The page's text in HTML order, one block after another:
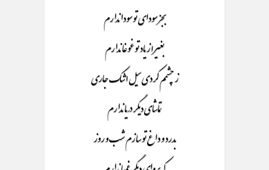
بجز سودای تو سودا ندارم
بغیر از یاد تو غوغا ندارم
ز چشمم کردی سیل اشک جاری
تماشای دیگر دریا ندارم
بدرد و داغ تو سازم شب و روز